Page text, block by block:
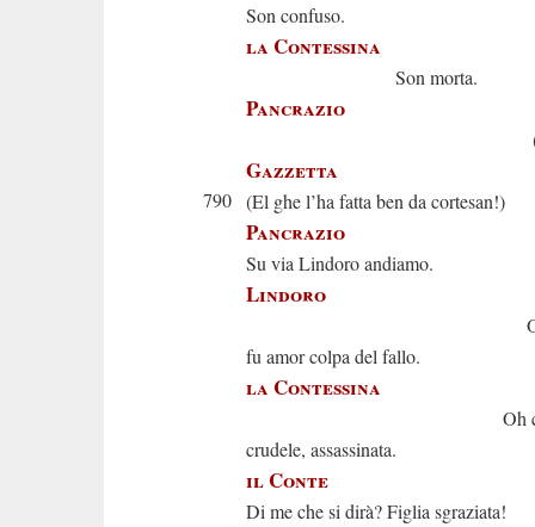
Son confuso.
la Contessina
Son morta.
Pancrazio
(Oh che
Gazzetta
790 (El ghe l’ha fatta ben da cortesan!)
Pancrazio
Su via Lindoro andiamo.
Lindoro
Oh dei!
fu amor colpa del fallo.
la Contessina
Oh che
crudele, assassinata.
il Conte
Di me che si dirà? Figlia sgraziata!